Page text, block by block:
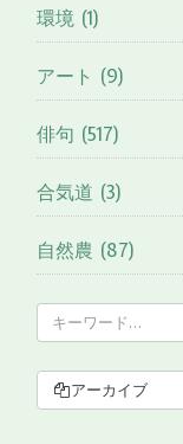
環境 (1)
アート (9)
俳句 (517)
合気道 (3)
自然農 (87)
アーカイブ